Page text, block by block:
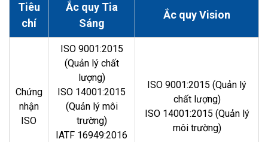
Tiêu
chí
Ắc quy Tia
Sáng
Ắc quy Vision
Chứng
nhận
ISO
ISO 9001:2015
(Quản lý chất
lượng)
ISO 14001:2015
(Quản lý môi
trường)
IATF 16949:2016
ISO 9001:2015 (Quản lý
chất lượng)
ISO 14001:2015 (Quản lý
môi trường)